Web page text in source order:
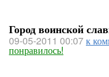
Город воинской
09-05-2011 00:07к
понравилось!